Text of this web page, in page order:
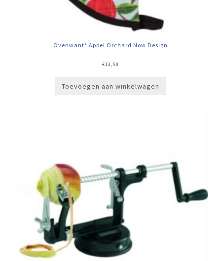
Ovenwant* Appel Orchard Now Design
€13,50
Toevoegen aan winkelwagen